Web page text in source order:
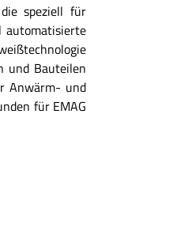
speziell für
automatisierte
und Bauteilen
Anwärm- und
für EMAG